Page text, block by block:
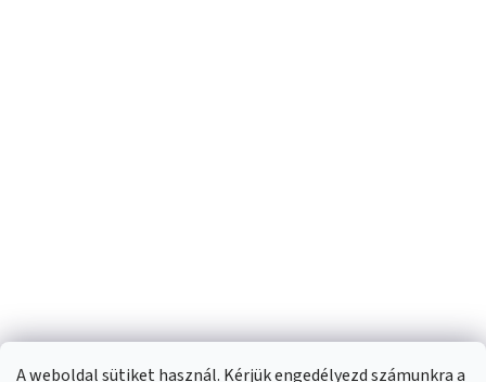
A weboldal sütiket használ. Kérjük engedélyezd számunkra a